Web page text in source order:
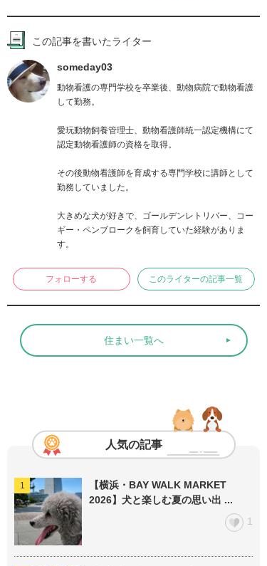
この記事を書いたライター
someday03
動物看護の専門学校を卒業後、動物病院で動物看護
して勤務。
愛玩動物飼養管理士、動物看護師統一認定機構にて
認定動物看護師の資格を取得。
その後動物看護師を育成する専門学校に講師として
勤務していました。
大きめな犬が好きで、ゴールデンレトリバー、コー
ギー・ペンブロークを飼育していた経験がありま
す。
フォローする このライターの記事一覧
住まい一覧へ
人気の記事
【横浜・BAY WALK MARKET
2026】犬と楽しむ夏の思い出 ...
1